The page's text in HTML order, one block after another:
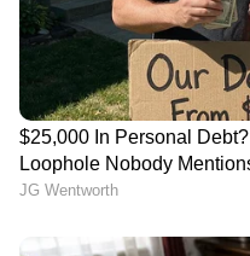
എവിടെയും
ലഭിക്കാൻAsianet
ABOUT THE AUTHOR
WDWeb Desk